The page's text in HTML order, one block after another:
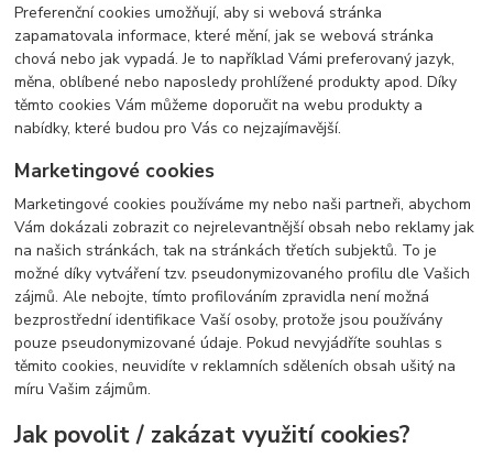
Preferenční cookies umožňují, aby si webová stránka
zapamatovala informace, které mění, jak se webová stránka
chová nebo jak vypadá. Je to například Vámi preferovaný jazyk,
měna, oblíbené nebo naposledy prohlížené produkty apod. Díky
těmto cookies Vám můžeme doporučit na webu produkty a
nabídky, které budou pro Vás co nejzajímavější.
Marketingové cookies
Marketingové cookies používáme my nebo naši partneři, abychom
Vám dokázali zobrazit co nejrelevantnější obsah nebo reklamy jak
na našich stránkách, tak na stránkách třetích subjektů. To je
možné díky vytváření tzv. pseudonymizovaného profilu dle Vašich
zájmů. Ale nebojte, tímto profilováním zpravidla není možná
bezprostřední identifikace Vaší osoby, protože jsou používány
pouze pseudonymizované údaje. Pokud nevyjádříte souhlas s
těmito cookies, neuvidíte v reklamních sděleních obsah ušitý na
míru Vašim zájmům.
Jak povolit / zakázat využití cookies?